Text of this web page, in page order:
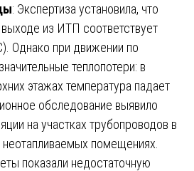
: Экспертиза установила, что
из ИТП соответствует
Однако при движении по
теплопотери: в
этажах температура падает
обследование выявило
на участках трубопроводов в
неотапливаемых помещениях.
показали недостаточную